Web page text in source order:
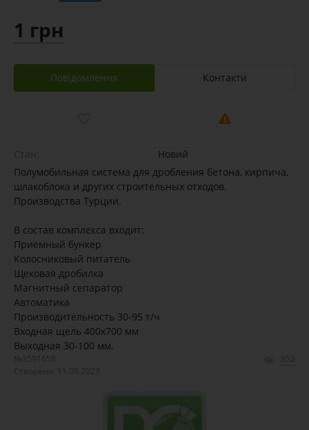
1 грн
Повідомлення Контакти
Новий
Полумобильная система для дробления бетона, кирпича,
шлакоблока и других строительных отходов.
Производства Турции.
В состав комплекса входит:
Приемный бункер
Колосниковый питатель
Щековая дробилка
Магнитный сепаратор
Автоматика
Производительность 30-95 т/ч
Входная щель 400х700 мм
Выходная 30-100 мм.